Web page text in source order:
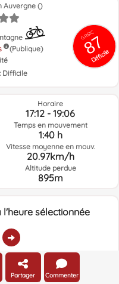
GRSIC
87
Difficile
Auvergne ()
(Publique)
Difficile
Horaire
17:12 - 19:06
Temps en mouvement
1:40 h
Vitesse moyenne en mouv.
20.97km/h
Altitude perdue
895m
sélectionnée
Vitesse vent:
9.4km/h
Direction vent:
Partager Commenter